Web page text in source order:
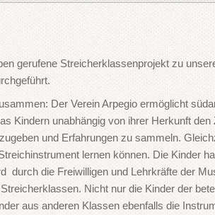
gerufene Streicherklassenprojekt zu
Der Verein Arpegio ermöglicht
Kindern unabhängig von ihrer Herkunft
und Erfahrungen zu sammeln.
lernen können. Die Kinder
durch die Freiwilligen und Lehrkräfte der
Nicht nur die Kinder der
aus anderen Klassen ebenfalls die